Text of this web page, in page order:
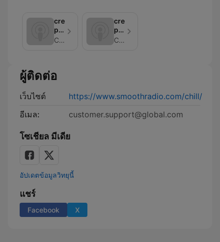
creation
podcasts:
chilledlife
Chill
creation
podcasts:
chillmeditationpodcast
Chill
ผู้ติดต่อ
เว็บไซต์
https://www.smoothradio.com/chill/
อีเมล:
customer.support@global.com
โซเชียล มีเดีย
อัปเดตข้อมูลวิทยุนี้
แชร์
Facebook X